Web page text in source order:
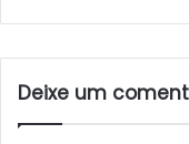
Deixe um